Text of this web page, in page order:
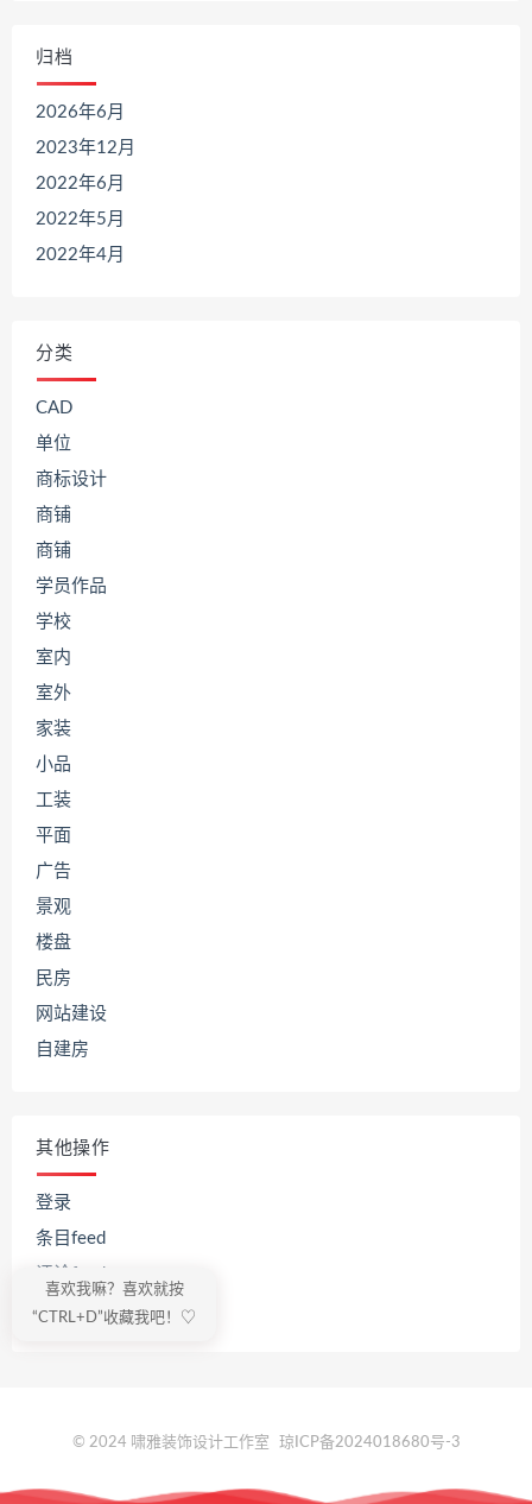
归档
2026年6月
2023年12月
2022年6月
2022年5月
2022年4月
分类
CAD
单位
商标设计
商铺
商铺
学员作品
学校
室内
室外
家装
小品
工装
平面
广告
景观
楼盘
民房
网站建设
自建房
其他操作
登录
条目feed
WordPress.org
© 2024 啸雅装饰设计工作室 琼ICP备2024018680号-3
喜欢我嘛？喜欢就按
“CTRL+D”收藏我吧！♡